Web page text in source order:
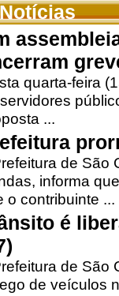
quarta-feira
...
de São
informa
o contribuinte ...
é
de São
de veículos